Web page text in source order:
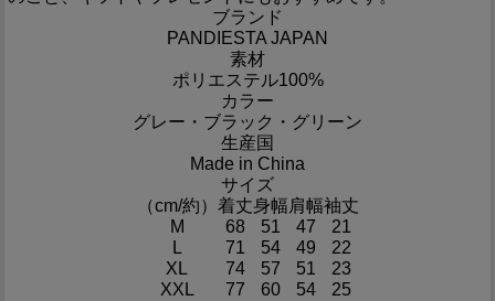
ブランド
PANDIESTA JAPAN
素材
ポリエステル100%
カラー
グレー・ブラック・グリーン
生産国
Made in China
サイズ
（cm/約） 着丈身幅肩幅袖丈
M
68 51 47
21
L
71 54 49
22
XL
74 57 51
23
XXL
77 60 54 25